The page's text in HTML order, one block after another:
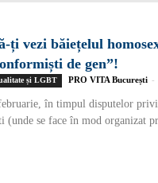
ți vezi băiețelul
de gen”!
și LGBT PRO VITA București -
în timpul disputelor
(unde se face în mod organizat